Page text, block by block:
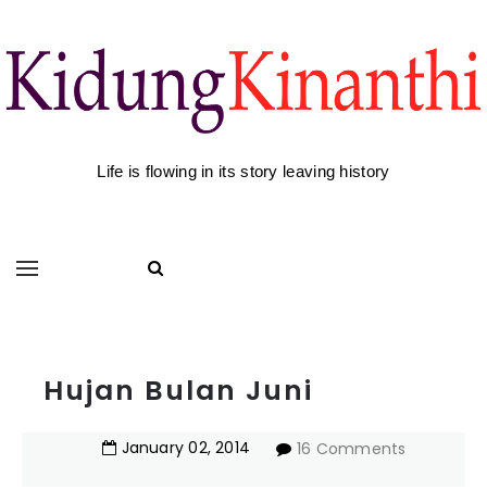
Life is flowing in its story leaving history
Hujan Bulan Juni
January 02,2014 16 Comments